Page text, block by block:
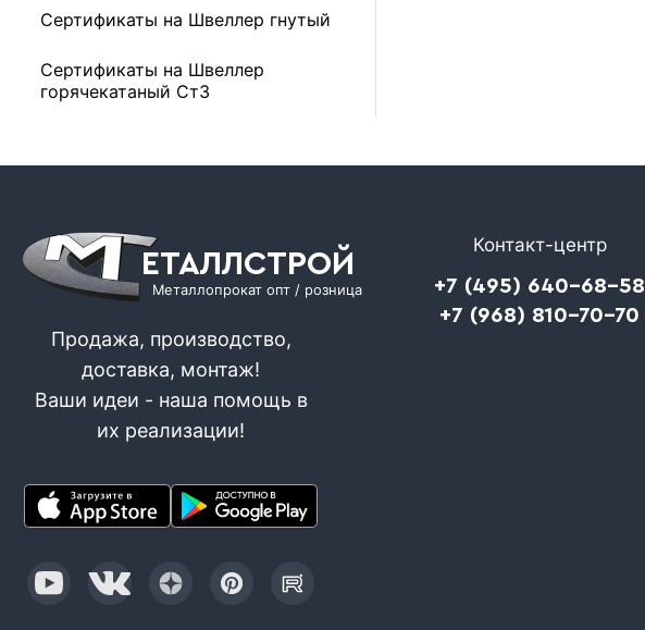
Сертификаты на Швеллер гнутый
Сертификаты на Швеллер
горячекатаный Ст3
ЕТАЛЛСТРОЙ
Металлопрокат опт / розница
Продажа, производство,
доставка, монтаж!
Ваши идеи - наша помощь в
их реализации!
Контакт-центр
+7 (495) 640-68-58
+7 (968) 810-70-70